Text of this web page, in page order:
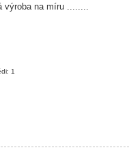
výroba na míru ........
1